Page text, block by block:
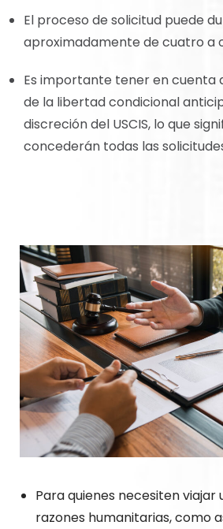
El proceso de solicitud puede
aproximadamente de cuatro a
Es importante tener en cuenta
de la libertad condicional
discreción del USCIS, lo que
concederán todas las
Para quienes necesiten
razones humanitarias, como